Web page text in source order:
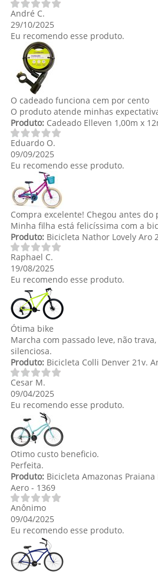
André C.
29/10/2025
Eu recomendo esse produto.
O cadeado funciona cem por cento
O produto atende minhas
Produto:Cadeado Elleven 1,00m x
Eduardo O.
09/09/2025
Eu recomendo esse produto.
Compra excelente! Chegou antes do
Minha filha está felicíssima com a
Produto:Bicicleta Nathor Lovely Aro
Raphael C.
19/08/2025
Eu recomendo esse produto.
Ótima bike
Marcha com passado leve, não
silenciosa.
Produto:Bicicleta Colli Denver 21v.
Cesar M.
09/04/2025
Eu recomendo esse produto.
Otimo custo beneficio.
Perfeita.
Produto:Bicicleta Amazonas Praiana
Aero - 1369
Anônimo
09/04/2025
Eu recomendo esse produto.